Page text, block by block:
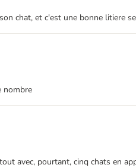
chat, et c'est une bonne litiere
nombre
avec, pourtant, cinq chats en